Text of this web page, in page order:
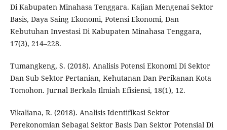
Di Kabupaten Minahasa Tenggara. Kajian Mengenai Sektor
Basis, Daya Saing Ekonomi, Potensi Ekonomi, Dan
Kebutuhan Investasi Di Kabupaten Minahasa Tenggara,
17(3), 214–228.
Tumangkeng, S. (2018). Analisis Potensi Ekonomi Di Sektor
Dan Sub Sektor Pertanian, Kehutanan Dan Perikanan Kota
Tomohon. Jurnal Berkala Ilmiah Efisiensi, 18(1), 12.
Vikaliana, R. (2018). Analisis Identifikasi Sektor
Perekonomian Sebagai Sektor Basis Dan Sektor Potensial Di